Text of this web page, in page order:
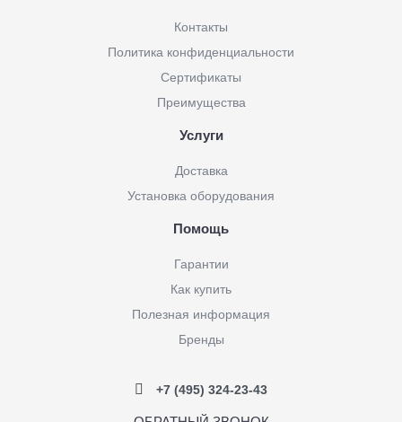
Контакты
Политика конфиденциальности
Сертификаты
Преимущества
Услуги
Доставка
Установка оборудования
Помощь
Гарантии
Как купить
Полезная информация
Бренды
+7 (495) 324-23-43